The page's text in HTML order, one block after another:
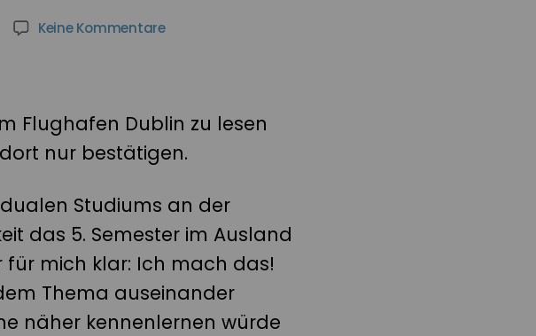
Keine Kommentarezu
here,
friends
haven’t
met
Flughafen Dublin zu lesen
nur bestätigen.
Studiums an der
das 5. Semester im Ausland
für mich klar: Ich mach das!
Thema auseinander
näher kennenlernen würde